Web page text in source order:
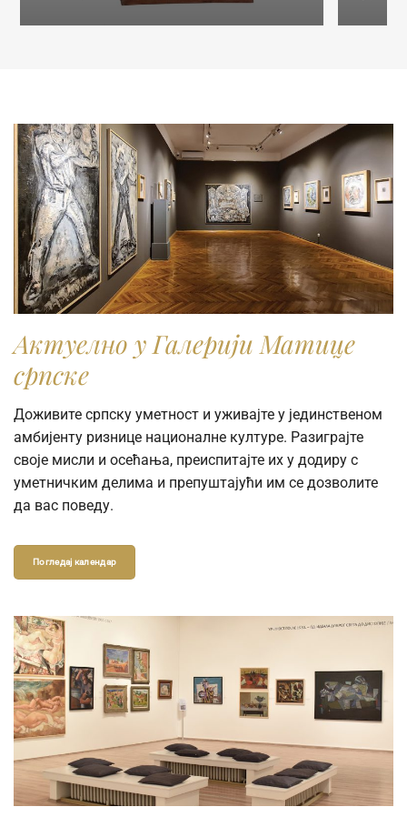
publikovanja ili reprodukovanja u naučne, stručne ili
komercijalne svrhe, molimo vas da popunite online
Актуелно у Галерији Матице
српске
Доживите српску уметност и уживајте у јединственом
амбијенту ризнице националне културе. Разиграјте
своје мисли и осећања, преиспитајте их у додиру с
уметничким делима и препуштајући им се дозволите
да вас поведу.
Погледај календар